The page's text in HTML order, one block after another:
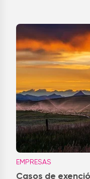
EMPRESAS
Casos de